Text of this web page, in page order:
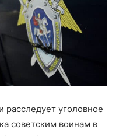
уголовное
советским воинам в